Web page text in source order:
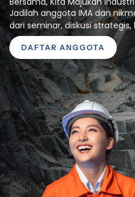
Jadilah anggota IMA dan
dari seminar, diskusi
DAFTAR ANGGOTA